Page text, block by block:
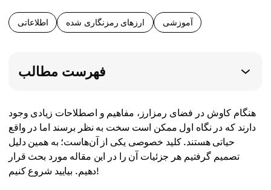
اطلاعاتی ارزهای رمزنگاری شده آموزشی
فهرست مطالب
هنگام کاوش در فضای رمزارز، مفاهیم و اصطلاحات زیادی وجود
دارند که در نگاه اول ممکن است سخت به نظر برسند اما در واقع
حیاتی هستند. کلید خصوصی یکی از آن‌هاست؛ به همین دلیل
تصمیم گرفتیم هر جزئیات آن را در این مقاله مورد بحث قرار
دهیم. بیایید شروع کنیم!